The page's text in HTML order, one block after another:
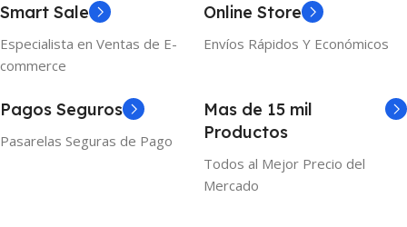
Smart Sale
Especialista en Ventas de E-
commerce
Online Store
Envíos Rápidos Y Económicos
Pagos Seguros
Pasarelas Seguras de Pago
Mas de 15 mil
Productos
Todos al Mejor Precio del
Mercado